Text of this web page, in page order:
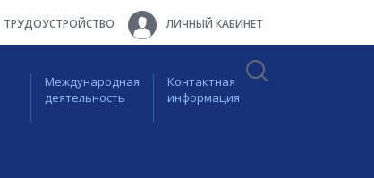
ТРУДОУСТРОЙСТВО ЛИЧНЫЙ КАБИНЕТ
Международная
деятельность
Контактная
информация